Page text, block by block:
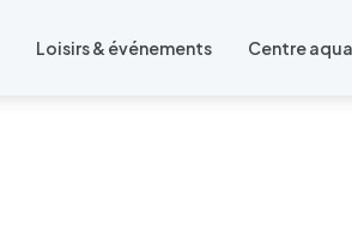
Loisirs & événements Centre